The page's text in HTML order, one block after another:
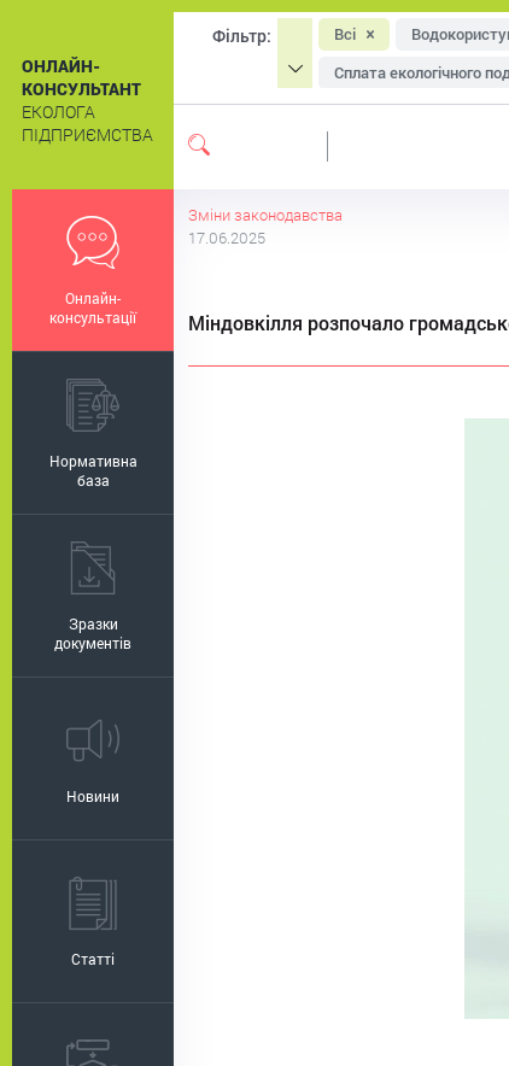
ОНЛАЙН-
КОНСУЛЬТАНТ
ЕКОЛОГА
ПІДПРИЄМСТВА
Онлайн-
консультації
Нормативна
база
Зразки
документів
Новини
Статті
Фільтр: Всі
Сплата екологічного
Охорона атмосферного
Зміни законодавства
17.06.2025
Міндовкілля розпочало